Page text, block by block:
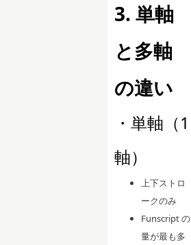
3. 単軸
と多軸
の違い
・単軸（1
軸）
上下ストロ
ークのみ
Funscript の
量が最も多